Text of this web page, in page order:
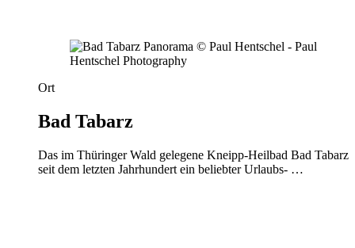
Ort
Bad Tabarz
Das im Thüringer Wald gelegene Kneipp-Heilbad Bad Tabarz
seit dem letzten Jahrhundert ein beliebter Urlaubs- …